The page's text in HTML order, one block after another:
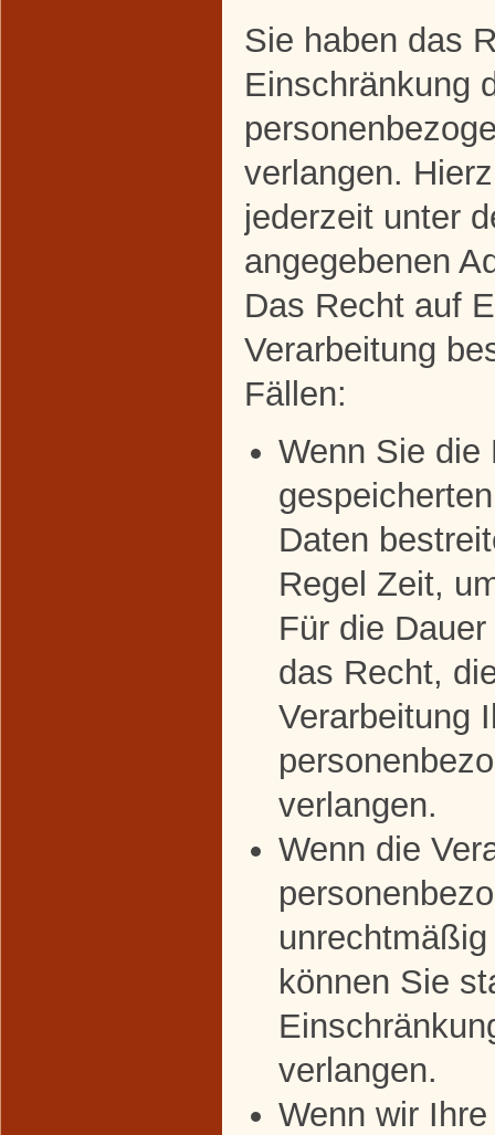
Sie haben das
Einschränkung
verlangen.
jederzeit unter
angegebenen
Das Recht auf
Verarbeitung
Fällen:
Wenn Sie die
Daten
Regel Zeit,
Für die
das Recht,
Verarbeitung
verlangen.
Wenn die
können Sie
verlangen.
Wenn wir